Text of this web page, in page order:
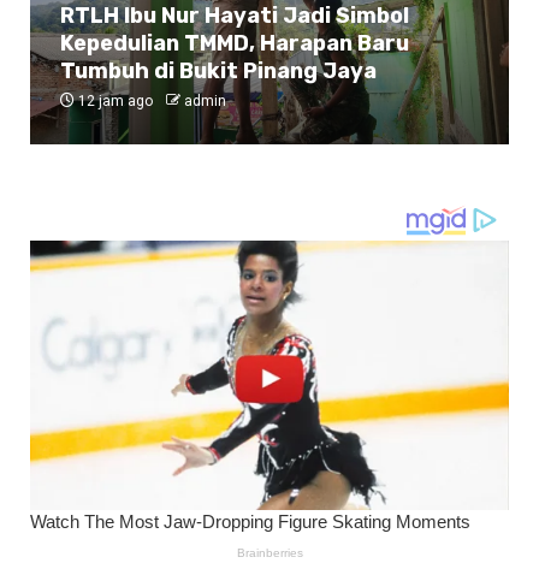
RTLH Ibu Nur Hayati Jadi Simbol
Kepedulian TMMD, Harapan Baru
Tumbuh di Bukit Pinang Jaya
12 jam ago admin